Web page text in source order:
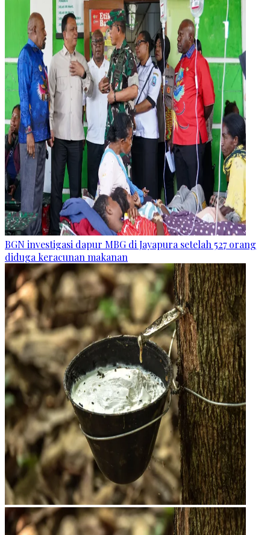
BGN investigasi dapur MBG di Jayapura setelah 527 orang
diduga keracunan makanan